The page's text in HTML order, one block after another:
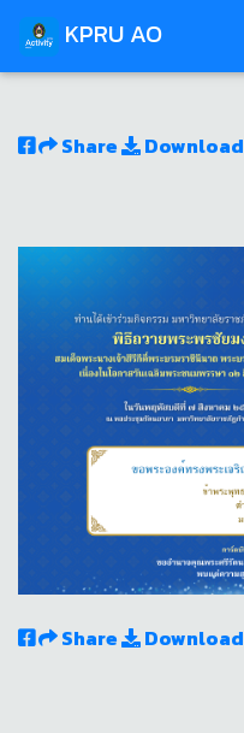
KPRU AO
Share Download
Share
Download